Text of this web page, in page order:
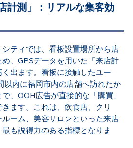
計測」：リアルな集客効
ティでは、看板設置場所から店
、GPSデータを用いた「来店計
出ます。看板に接触したユー
以内に福岡市内の店舗へ訪れたか
、OOH広告が直接的な「購買」
ます。これは、飲食店、クリ
ーム、美容サロンといった来店
も説得力のある指標となりま